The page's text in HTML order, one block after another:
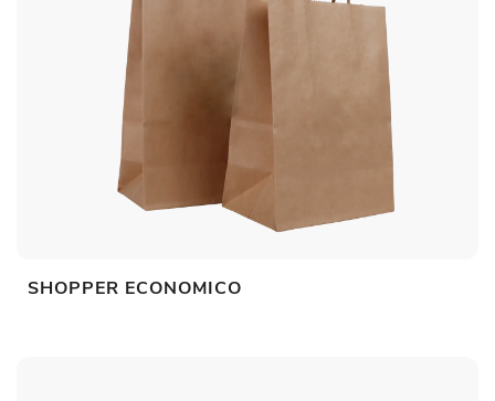
SHOPPER ECONOMICO